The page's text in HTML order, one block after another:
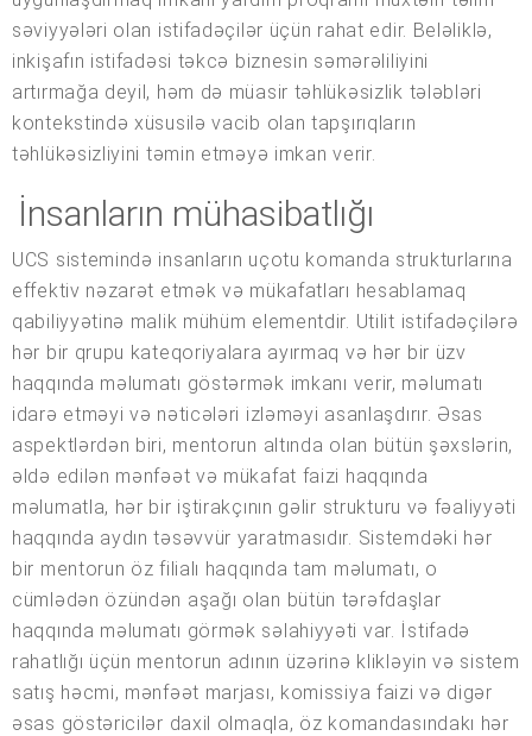
səviyyələri olan istifadəçilər üçün rahat edir. Beləliklə,
inkişafın istifadəsi təkcə biznesin səmərəliliyini
artırmağa deyil, həm də müasir təhlükəsizlik tələbləri
kontekstində xüsusilə vacib olan tapşırıqların
təhlükəsizliyini təmin etməyə imkan verir.
İnsanların mühasibatlığı
UCS sistemində insanların uçotu komanda strukturlarına
effektiv nəzarət etmək və mükafatları hesablamaq
qabiliyyətinə malik mühüm elementdir. Utilit istifadəçilərə
hər bir qrupu kateqoriyalara ayırmaq və hər bir üzv
haqqında məlumatı göstərmək imkanı verir, məlumatı
idarə etməyi və nəticələri izləməyi asanlaşdırır. Əsas
aspektlərdən biri, mentorun altında olan bütün şəxslərin,
əldə edilən mənfəət və mükafat faizi haqqında
məlumatla, hər bir iştirakçının gəlir strukturu və fəaliyyəti
haqqında aydın təsəvvür yaratmasıdır. Sistemdəki hər
bir mentorun öz filialı haqqında tam məlumatı, o
cümlədən özündən aşağı olan bütün tərəfdaşlar
haqqında məlumatı görmək səlahiyyəti var. İstifadə
rahatlığı üçün mentorun adının üzərinə klikləyin və sistem
satış həcmi, mənfəət marjası, komissiya faizi və digər
əsas göstəricilər daxil olmaqla, öz komandasındakı hər